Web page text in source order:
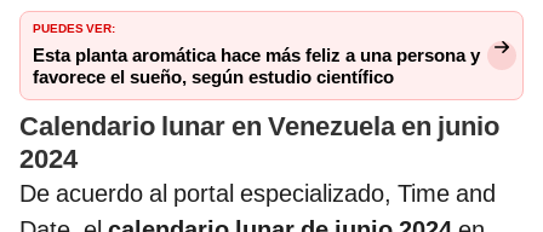
PUEDES VER:
Esta planta aromática hace más feliz a una persona y
favorece el sueño, según estudio científico
Calendario lunar en Venezuela en junio
2024
De acuerdo al portal especializado, Time and